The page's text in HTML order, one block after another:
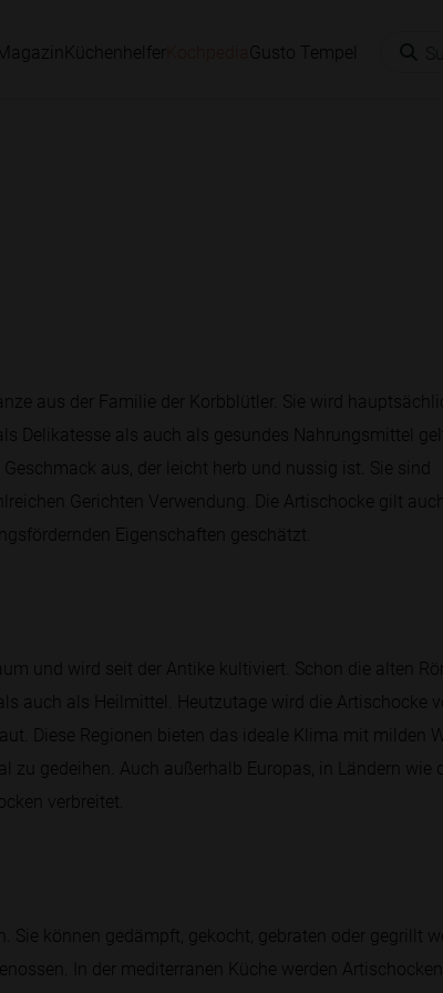
Küchenhelfer Gusto Tempel
aus der Familie der Korbblütler. Sie wird
Delikatesse als auch als gesundes Nahrungsmittel
aus, der leicht herb und nussig ist. Sie sind
Gerichten Verwendung. Die Artischocke gilt
Eigenschaften geschätzt.
und wird seit der Antike kultiviert. Schon die alten
auch als Heilmittel. Heutzutage wird die Artischocke
Diese Regionen bieten das ideale Klima mit milden
gedeihen. Auch außerhalb Europas, in Ländern wie
verbreitet.
können gedämpft, gekocht, gebraten oder gegrillt
In der mediterranen Küche werden Artischocken